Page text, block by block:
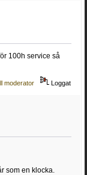
100h service så
moderator Loggat
som en klocka.